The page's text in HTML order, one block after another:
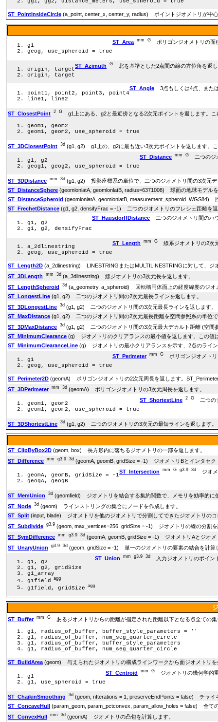
ST_PointInsideCircle (a_point, center_x, center_y, radius) ポイントジオメトリが中
ST_Area mm G ポリゴンジオメトリの面
g1
geog, use_spheroid = true
ST_Azimuth G 北を基準とした2点間の線の方位角を返
origin, target
origin, target
ST_Angle 3点もしくは4点、また
point1, point2, point3, point4
line1, line2
ST_ClosestPoint 2 G g1上にある、g2と最近傍となる2次元ポイントを返します。
geom1, geom2
geom1, geom2, use_spheroid = true
ST_3DClosestPoint 3d (g1, g2) g1上の、g2に最も近い3次元ポイントを返します。
ST_Distance mm G 二つのジ
g1, g2
geog1, geog2, use_spheroid = true
ST_3DDistance mm 3d (g1, g2) 投影座標系の単位で、二つのジオメトリ間の3次元
ST_DistanceSphere (geomlonlatA, geomlonlatB, radius=6371008) 球面の地球モデル
ST_DistanceSpheroid (geomlonlatA, geomlonlatB, measurement_spheroid=WGS84)
ST_FrechetDistance (g1, g2, densifyFrac = -1) 二つのジオメトリのフレシェ距離を
ST_HausdorffDistance 二つのジオメトリ間のハ
g1, g2
g1, g2, densifyFrac
ST_Length mm G 線系ジオメトリの2次
a_2dlinestring
geog, use_spheroid = true
ST_Length2D (a_2dlinestring) LINESTRINGまたはMULTILINESTRINGに対して、ジ
ST_3DLength
mm 3d (a_3dlinestring) 線ジオメトリの3次元長を返します。
ST_LengthSpheroid
3d (a_geometry, a_spheroid) 回転楕円体面上の経度緯度のジオ
ST_LongestLine (g1, g2) 二つのジオメトリ間の2次元最長ラインを返します。
ST_3DLongestLine 3d (g1, g2) 二つのジオメトリ間の3次元最長ラインを返します。
ST_MaxDistance (g1, g2) 二つのジオメトリ間の2次元最長距離を空間参照系の単位
ST_3DMaxDistance 3d (g1, g2) 二つのジオメトリ間の3次元最大デカルト距離 (空間
ST_MinimumClearance (g) ジオメトリのクリアランスの最小値を返します。この値
ST_MinimumClearanceLine (g) ジオメトリの最小クリアランスを示す、2点のライ
ST_Perimeter mm G ポリゴンジオメトリ
g1
geog, use_spheroid = true
ST_Perimeter2D (geomA) ポリゴンジオメトリの2次元周長を返します。
ST_3DPerimeter mm 3d (geomA) ポリゴンジオメトリの3次元周長を返します。
ST_ShortestLine 2 G 二つの
geom1, geom2
geom1, geom2, use_spheroid = true
ST_3DShortestLine 3d (g1, g2) 二つのジオメトリの3次元の最短ラインを返します。
ST_ClipByBox2D (geom, box) 長方形内に落ちるジオメトリの一部を返します。
ST_Difference mm g3.9 3d (geomA, geomB, gridSize = -1) ジオメトリBとインタセ
ST_Intersection
mm G g3.9 3d ジオメ
geomA, geomB, gridSize = -1
geogA, geogB
ST_MemUnion 3d (geomfield) ジオメトリを結合する集約関数で、メモリを効率的に
ST_Node 3d (geom) ラインストリングの集合にノードを作成します。
ST_Split (input, blade) ジオメトリを他のジオメトリで分割してできたジオメトリの
ST_Subdivide g3.9 (geom, max_vertices=256, gridSize = -1) ジオメトリの線の分割
ST_SymDifference mm g3.9 3d (geomA, geomB, gridSize = -1) ジオメトリAとジオ
ST_UnaryUnion
g3.9 3d (geom, gridSize = -1) 単一のジオメトリの要素の結合を計算
ST_Union
mm g3.9 3d 入力ジオメトリのポイン
g1, g2
g1, g2, gridSize
g1_array
g1field
agg
g1field, gridSize agg
ST_Buffer mm G あるジオメトリからの距離が指定された距離以下となる点全ての
g1, radius_of_buffer, buffer_style_parameters = ''
g1, radius_of_buffer, num_seg_quarter_circle
g1, radius_of_buffer, buffer_style_parameters
g1, radius_of_buffer, num_seg_quarter_circle
ST_BuildArea (geom) 与えられたジオメトリの構成ラインワークから面ジオメトリを
ST_Centroid
mm G ジオメトリの幾何学的
g1
g1, use_spheroid = true
ST_ChaikinSmoothing 3d (geom, nIterations = 1, preserveEndPoints = false) チャイ
ST_ConcaveHull
(param_geom, param_pctconvex, param_allow_holes = false) 全て
ST_ConvexHull mm 3d (geomA) ジオメトリの凸包を計算します。